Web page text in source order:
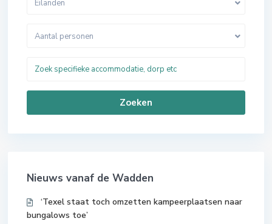
Eilanden
Aantal personen
Zoeken
Nieuws vanaf de Wadden
‘Texel staat toch omzetten kampeerplaatsen naar
bungalows toe’